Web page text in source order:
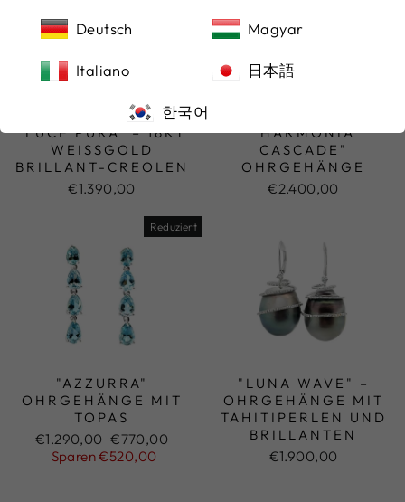
"LUCE PURA" – 18KT
WEISSGOLD B
RILLANT-CREOLEN
€1.390,00
"HARMONIA
CASCADE"
OHRGEHÄNGE
€2.400,00
Reduziert
"AZZURRA"
OHRGEHÄNGE MIT
TOPAS
Normaler
Preis
€1.290,00 Sonderpreis
€770,00
Sparen €520,00
"LUNA WAVE" –
OHRGEHÄNGE MIT
TAHITIPERLEN UND
BRILLANTEN
€1.900,00
Deutsch Magyar
Italiano 日本語
한국어